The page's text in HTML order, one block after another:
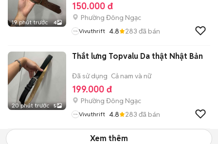
19 phút trước 4
150.000 đ
Phường Đông Ngạc
Vivuthrift 4.8 283 đã bán
20 phút trước 5
Thắt lưng Topvalu Da thật Nhật Bản
Đã sử dụng Cả nam và nữ
199.000 đ
Phường Đông Ngạc
Vivuthrift 4.8 283 đã bán
Xem thêm